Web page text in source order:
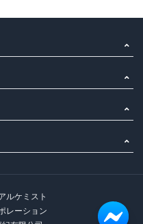
ルケミスト
レーション